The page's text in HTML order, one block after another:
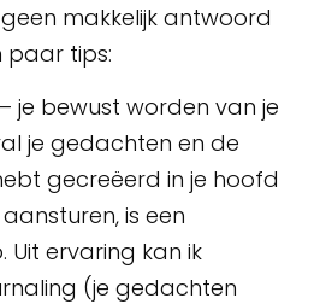
makkelijk antwoord
paar tips:
– je bewust worden van je
je gedachten en de
gecreëerd in je hoofd
is een
Uit ervaring kan ik
(je gedachten